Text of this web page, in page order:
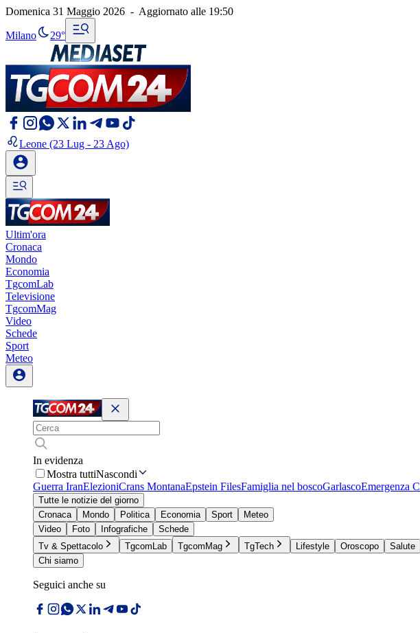
Domenica 31 Maggio 2026 - Aggiornato alle 19:50
Milano 29°
Leone (23 Lug - 23 Ago)
Ultim'ora
Cronaca
Mondo
Economia
TgcomLab
Televisione
TgcomMag
Video
Schede
Sport
Meteo
In evidenza
Mostra tuttiNascondi
Guerra IranElezioniCrans MontanaEpstein FilesFamiglia nel boscoGarlascoEmergenza
Tutte le notizie del giorno
Cronaca
Mondo Politica Economia Sport
Meteo
Video
Foto Infografiche
Schede
Tv & Spettacolo
TgcomLab TgcomMag TgTech Lifestyle Oroscopo Salute
Chi siamo
Seguici anche su